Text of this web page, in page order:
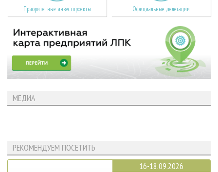
Приоритетные инвестпроекты Официальные делегации
МЕДИА
РЕКОМЕНДУЕМ ПОСЕТИТЬ
16-18.09.2026